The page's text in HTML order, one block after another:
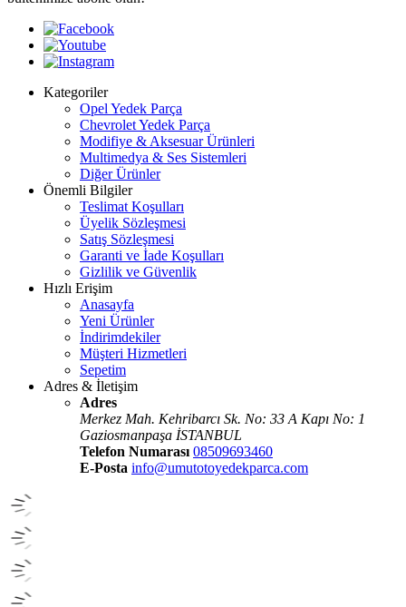
Kategoriler
Opel Yedek Parça
Chevrolet Yedek Parça
Modifiye & Aksesuar Ürünleri
Multimedya & Ses Sistemleri
Diğer Ürünler
Önemli Bilgiler
Teslimat Koşulları
Üyelik Sözleşmesi
Satış Sözleşmesi
Garanti ve İade Koşulları
Gizlilik ve Güvenlik
Hızlı Erişim
Anasayfa
Yeni Ürünler
İndirimdekiler
Müşteri Hizmetleri
Sepetim
Adres & İletişim
Adres
Merkez Mah. Kehribarcı Sk. No: 33 A Kapı No: 1
Gaziosmanpaşa İSTANBUL
Telefon Numarası 08509693460
E-Posta info@umutotoyedekparca.com